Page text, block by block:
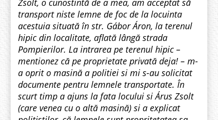
transport niste lemne de foc de la locuinta
acestuia situată în str. Gábor Áron, la terenul
hipic din localitate, aflată lângă strada
Pompierilor. La intrarea pe terenul hipic –
mentionez că pe proprietate privată deja! – m-
a oprit o masină a politiei si mi s-au solicitat
documente pentru lemnele transportate. În
scurt timp a ajuns la fata locului si Árus Zsolt
(care venea cu o altă masină) si a explicat